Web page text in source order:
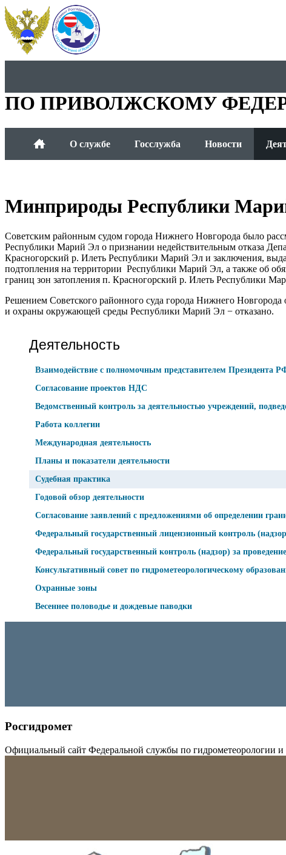
ПО ПРИВОЛЖСКОМУ
О службе Госслужба Новости
Минприроды Республики
Советским районным судом города Нижнего Новгорода было
Республики Марий Эл о признании недействительным отказа
Красногорский р. Илеть Республики Марий Эл и заключения,
подтопления на территории Республики Марий Эл, а также об
границ зон затопления п. Красногорский р. Илеть Республики
Решением Советского районного суда города Нижнего
и охраны окружающей среды Республики Марий Эл − отказано.
Деятельность
Взаимодействие с полномочным представителем Президента
Согласование проектов НДС
Ведомственный контроль за деятельностью учреждений,
Работа коллегии
Международная деятельность
Планы и показатели деятельности
Судебная практика
Годовой обзор деятельности
Согласование заявлений с предложениями об определении
Федеральный государственный лицензионный контроль
Федеральный государственный контроль (надзор) за
Консультативный совет по гидрометеорологическому
Охранные зоны
Весеннее половодье и дождевые паводки
Росгидромет
Официальный сайт Федеральной службы по гидрометеорологии